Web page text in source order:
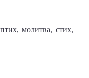
молитва, стих,